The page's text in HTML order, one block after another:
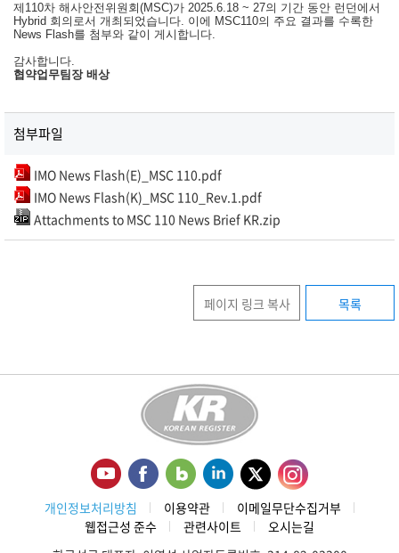
제110차 해사안전위원회(MSC)가 2025.6.18 ~ 27의 기간 동안 런던에서
Hybrid 회의로서 개최되었습니다. 이에 MSC110의 주요 결과를 수록한
News Flash를 첨부와 같이 게시합니다.
감사합니다.
협약업무팀장 배상
첨부파일
IMO News Flash(E)_MSC 110.pdf
IMO News Flash(K)_MSC 110_Rev.1.pdf
Attachments to MSC 110 News Brief KR.zip
페이지 링크 복사 목록
개인정보처리방침 이용약관
이메일무단수집거부
웹접근성 준수
관련사이트
오시는길